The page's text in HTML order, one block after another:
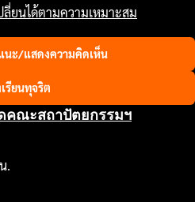
ลี่ยนได้ตามความเหมาะสม
นะ/แสดงความคิดเห็น
รียนทุจริต
คณะสถาปัตยกรรมฯ
.